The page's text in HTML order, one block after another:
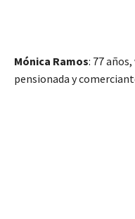
Mónica Ramos: 77
pensionada y